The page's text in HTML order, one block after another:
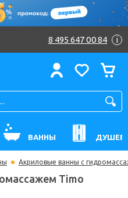
8 495 647 00 84 i
ВАННЫ
Акриловые ванны с
Timo